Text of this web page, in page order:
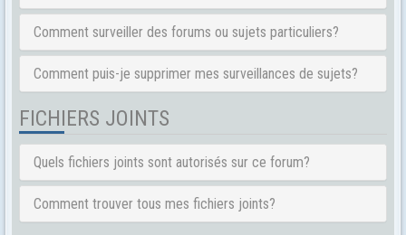
Comment surveiller des forums ou sujets particuliers?
Comment puis-je supprimer mes surveillances de sujets?
FICHIERS JOINTS
Quels fichiers joints sont autorisés sur ce forum?
Comment trouver tous mes fichiers joints?